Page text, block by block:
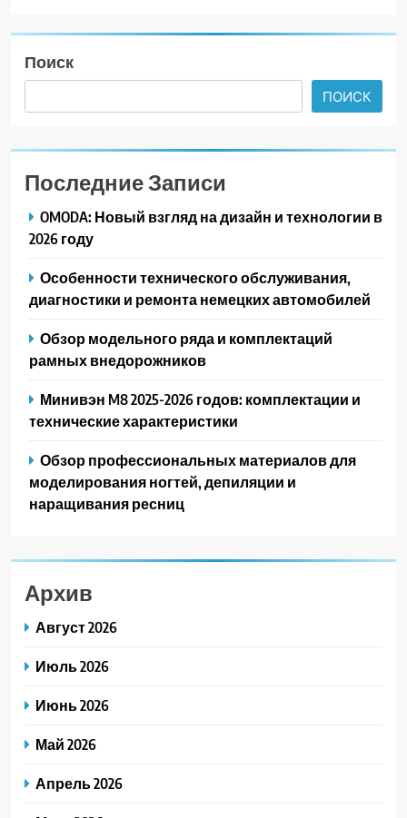
Поиск
ПОИСК
Последние Записи
OMODA: Новый взгляд на дизайн и технологии в
2026 году
Особенности технического обслуживания,
диагностики и ремонта немецких автомобилей
Обзор модельного ряда и комплектаций
рамных внедорожников
Минивэн M8 2025-2026 годов: комплектации и
технические характеристики
Обзор профессиональных материалов для
моделирования ногтей, депиляции и
наращивания ресниц
Архив
Август 2026
Июль 2026
Июнь 2026
Май 2026
Апрель 2026